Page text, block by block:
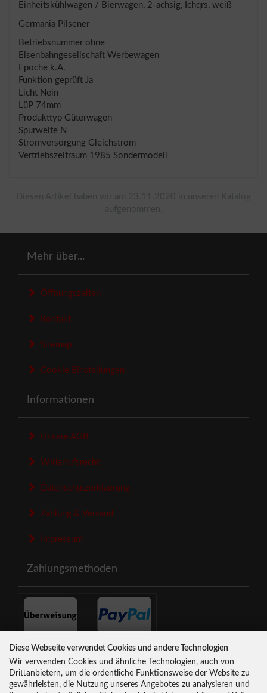
Einheitskühlwagen / Bierwagen, 2-achsig, Ichqrs, weiß
Germania Pilsener
Betriebsnummer ohne
Eisenbahngesellschaft Werbewagen
Epoche k.A.
Funktion geprüft Ja
Licht Nein
LüP 74mm
Produkttyp Güterwagen
Spurweite N
Stromversorgung Gleichstrom
Vertriebszeitraum 1985 Sondermodell
Mehr über...
Öffnungszeiten
Kontakt
Sitemap
Cookie Einstellungen
Informationen
Unsere AGB
Widerrufsrecht
Datenschutzerklaerung
Zahlung & Versand
Impressum
Zahlungsmethoden
Newsletter-Anmeldung
E-Mail-Adresse:
Diese Webseite verwendet Cookies und andere Technologien
Wir verwenden Cookies und ähnliche Technologien, auch von
Drittanbietern, um die ordentliche Funktionsweise der Website zu
gewährleisten, die Nutzung unseres Angebotes zu analysieren und